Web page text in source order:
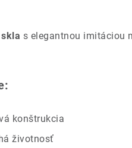
s elegantnou imitáciou
konštrukcia
životnosť